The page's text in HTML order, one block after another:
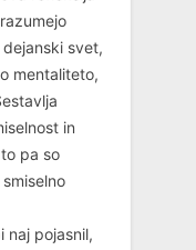
svet,
mentaliteto,
in
pa so
naj pojasnil,